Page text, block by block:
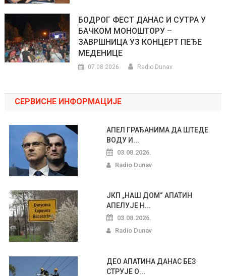
БОДРОГ ФЕСТ ДАНАС И СУТРА У
БАЧКОМ МОНОШТОРУ –
ЗАВРШНИЦА УЗ КОНЦЕРТ ПЕЂЕ
МЕДЕНИЦЕ
07.08.2026. Radio Dunav
СЕРВИСНЕ ИНФОРМАЦИЈЕ
АПЕЛ ГРАЂАНИМА ДА ШТЕДЕ
ВОДУ И...
03.08.2026.
Radio Dunav
ЈКП „НАШ ДОМ“ АПАТИН
АПЕЛУЈЕ Н...
03.08.2026.
Radio Dunav
ДЕО АПАТИНА ДАНАС БЕЗ
СТРУЈЕ О...